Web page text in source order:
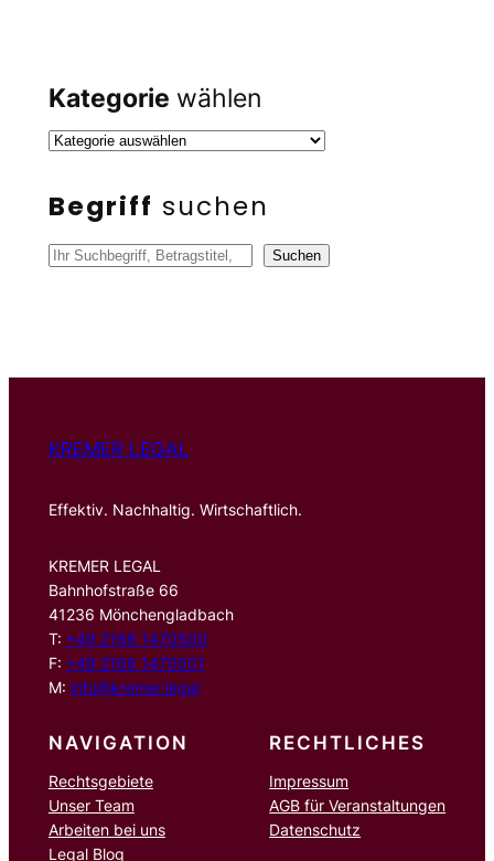
Kategorie wählen
Begriff suchen
S
n
Suchen
KREMER LEGAL
Effektiv. Nachhaltig. Wirtschaftlich.
KREMER LEGAL
Bahnhofstraße 66
41236 Mönchengladbach
T: +49 2166 1470500
F: +49 2166 1470501
M: info@kremer.legal
NAVIGATION
Rechtsgebiete
Unser Team
Arbeiten bei uns
Legal Blog
RECHTLICHES
Impressum
AGB für Veranstaltungen
Datenschutz